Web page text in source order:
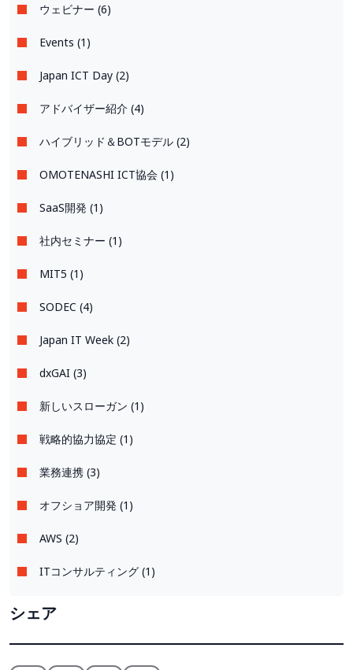
ウェビナー (6)
Events (1)
Japan ICT Day (2)
アドバイザー紹介 (4)
ハイブリッド＆BOTモデル (2)
OMOTENASHI ICT協会 (1)
SaaS開発 (1)
社内セミナー (1)
MIT5 (1)
SODEC (4)
Japan IT Week (2)
dxGAI (3)
新しいスローガン (1)
戦略的協力協定 (1)
業務連携 (3)
オフショア開発 (1)
AWS (2)
ITコンサルティング (1)
シェア